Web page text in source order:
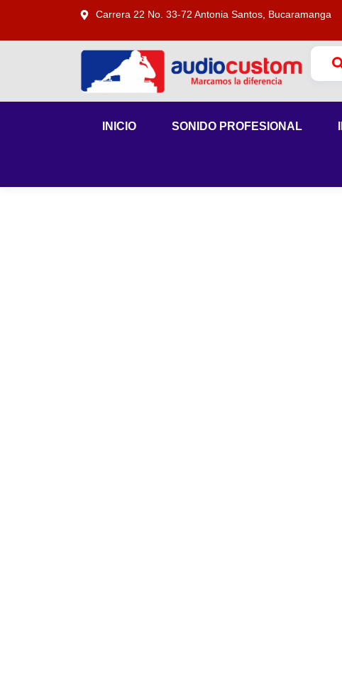
Carrera 22 No. 33-72 Antonia Santos, Bucaramanga
INICIO SONIDO PROFESIONAL